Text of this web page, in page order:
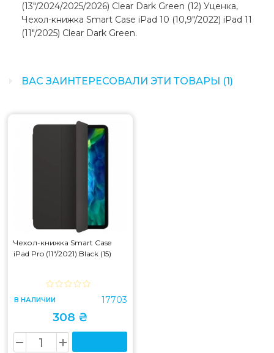
(13"/2024/2025/2026) Clear Dark Green (12) Уценка,
Чехол-книжка Smart Case iPad 10 (10,9"/2022) iPad 11
(11"/2025) Clear Dark Green.
ВАС ЗАИНТЕРЕСОВАЛИ ЭТИ ТОВАРЫ (1)
Чехол-книжка Smart Case
iPad Pro (11"/2021) Black (15)
В НАЛИЧИИ 17703
308 ₴